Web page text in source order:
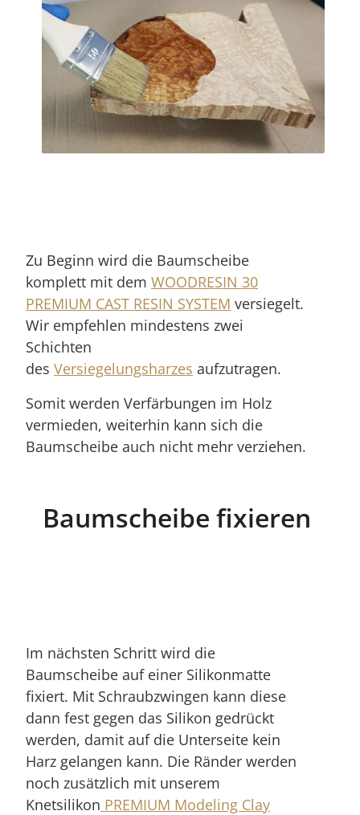
Zu Beginn wird die Baumscheibe
komplett mit dem WOODRESIN 30
PREMIUM CAST RESIN SYSTEM versiegelt.
Wir empfehlen mindestens zwei
Schichten
des Versiegelungsharzes aufzutragen.
Somit werden Verfärbungen im Holz
vermieden, weiterhin kann sich die
Baumscheibe auch nicht mehr verziehen.
Baumscheibe fixieren
Im nächsten Schritt wird die
Baumscheibe auf einer Silikonmatte
fixiert. Mit Schraubzwingen kann diese
dann fest gegen das Silikon gedrückt
werden, damit auf die Unterseite kein
Harz gelangen kann. Die Ränder werden
noch zusätzlich mit unserem
Knetsilikon PREMIUM Modeling Clay